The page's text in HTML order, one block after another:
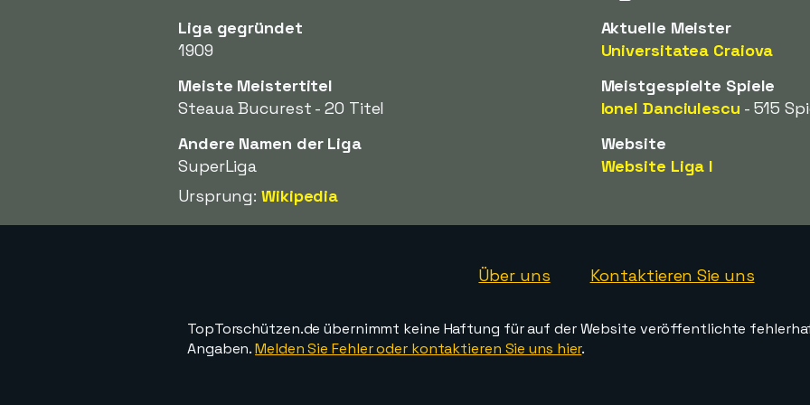
Liga gegründet
1909
Aktuelle Meister
Universitatea Craiova
Meiste Meistertitel
Steaua Bucurest - 20 Titel
Meistgespielte Spiele
Ionel Danciulescu - 515
Andere Namen der Liga
SuperLiga
Website
Website Liga I
Ursprung: Wikipedia
Über uns Kontaktieren Sie uns
TopTorschützen.de übernimmt keine Haftung für auf der Website veröffentlichte
Angaben.Melden Sie Fehler oder kontaktieren Sie uns hier.